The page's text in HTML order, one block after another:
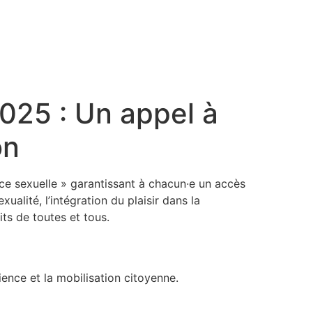
: Un appel à
sexuelle » garantissant à chacun·e un accès
l’intégration du plaisir dans la
de toutes et tous.
et la mobilisation citoyenne.